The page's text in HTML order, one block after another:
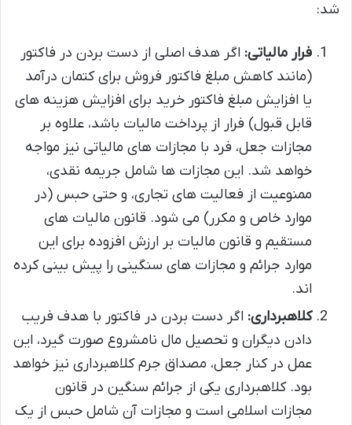
شد:
فرار مالیاتی: اگر هدف اصلی از دست بردن در فاکتور
(مانند کاهش مبلغ فاکتور فروش برای کتمان درآمد
یا افزایش مبلغ فاکتور خرید برای افزایش هزینه های
قابل قبول) فرار از پرداخت مالیات باشد، علاوه بر
مجازات جعل، فرد با مجازات های مالیاتی نیز مواجه
خواهد شد. این مجازات ها شامل جریمه نقدی،
ممنوعیت از فعالیت های تجاری، و حتی حبس (در
موارد خاص و مکرر) می شود. قانون مالیات های
مستقیم و قانون مالیات بر ارزش افزوده برای این
موارد جرائم و مجازات های سنگینی را پیش بینی کرده
اند.
کلاهبرداری: اگر دست بردن در فاکتور با هدف فریب
دادن دیگران و تحصیل مال نامشروع صورت گیرد، این
عمل در کنار جعل، مصداق جرم کلاهبرداری نیز خواهد
بود. کلاهبرداری یکی از جرائم سنگین در قانون
مجازات اسلامی است و مجازات آن شامل حبس از یک